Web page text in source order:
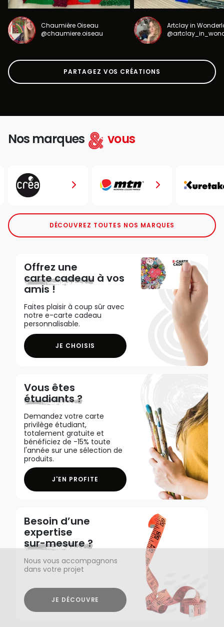
Chaumière Oiseau
@chaumiere.oiseau
Artclay in
PARTAGEZ VOS CRÉATIONS
Nos marques vous
DÉCOUVREZ TOUTES NOS MARQUES
Offrez une
carte cadeau à vos
amis !
Faites plaisir à coup sûr avec
notre e-carte cadeau
personnalisable.
JE CHOISIS
Vous êtes
étudiants ?
Demandez votre carte
privilège étudiant,
totalement gratuite et
bénéficiez de -15% toute
l'année sur une sélection de
produits.
J'EN PROFITE
Besoin d’une
expertise
sur-mesure ?
Nous vous accompagnons
dans votre projet
JE DÉCOUVRE